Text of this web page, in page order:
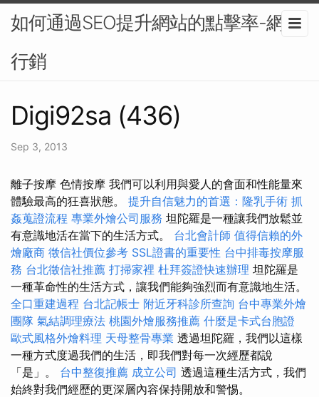
如何通過SEO提升網站的點擊率-網路
行銷
Digi92sa (436)
Sep 3, 2013
離子按摩 色情按摩 我們可以利用與愛人的會面和性能量來
體驗最高的狂喜狀態。 提升自信魅力的首選：隆乳手術 抓
姦蒐證流程 專業外燴公司服務 坦陀羅是一種讓我們放鬆並
有意識地活在當下的生活方式。 台北會計師 值得信賴的外
燴廠商 徵信社價位參考 SSL證書的重要性 台中排毒按摩服
務 台北徵信社推薦 打掃家裡 杜拜簽證快速辦理 坦陀羅是
一種革命性的生活方式，讓我們能夠強烈而有意識地生活。
全口重建過程 台北記帳士 附近牙科診所查詢 台中專業外燴
團隊 氣結調理療法 桃園外燴服務推薦 什麼是卡式台胞證
歐式風格外燴料理 天母整骨專業 透過坦陀羅，我們以這樣
一種方式度過我們的生活，即我們對每一次經歷都說
「是」。 台中整復推薦 成立公司 透過這種生活方式，我們
始終對我們經歷的更深層內容保持開放和警惕。